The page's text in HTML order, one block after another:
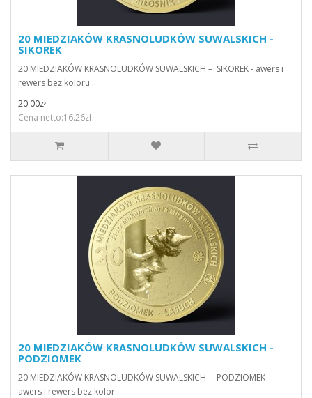
20 MIEDZIAKÓW KRASNOLUDKÓW SUWALSKICH -
SIKOREK
20 MIEDZIAKÓW KRASNOLUDKÓW SUWALSKICH – SIKOREK - awers i
rewers bez koloru ..
20.00zł
Cena netto:16.26zł
20 MIEDZIAKÓW KRASNOLUDKÓW SUWALSKICH -
PODZIOMEK
20 MIEDZIAKÓW KRASNOLUDKÓW SUWALSKICH – PODZIOMEK -
awers i rewers bez kolor..